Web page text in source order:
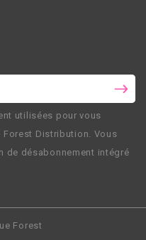
utilisées pour vous
Forest Distribution. Vous
de désabonnement intégré
Forest